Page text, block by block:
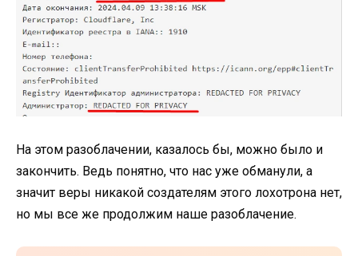
На этом разоблачении, казалось бы, можно было и
закончить. Ведь понятно, что нас уже обманули, а
значит веры никакой создателям этого лохотрона нет,
но мы все же продолжим наше разоблачение.